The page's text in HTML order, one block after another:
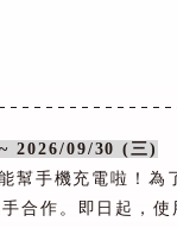
2026/09/30 (三)
幫手機充電啦！為
合作。即日起，